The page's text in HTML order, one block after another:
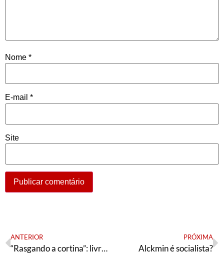
Nome *
E-mail *
Site
ANTERIOR
“Rasgando a cortina”: livro de Wladimir Pomar chega à 3° edição
PRÓXIMA
Alckmin é socialista?